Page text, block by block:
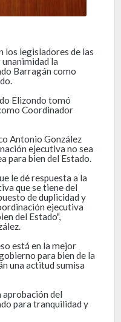
los legisladores de las
la
Barragán como
Elizondo tomó
Coordinador
Antonio González
ejecutiva no sea
para bien del Estado.
le dé respuesta a la
que se tiene del
de duplicidad y
ejecutiva
del Estado",
está en la mejor
para bien de la
una actitud sumisa
aprobación del
para tranquilidad y